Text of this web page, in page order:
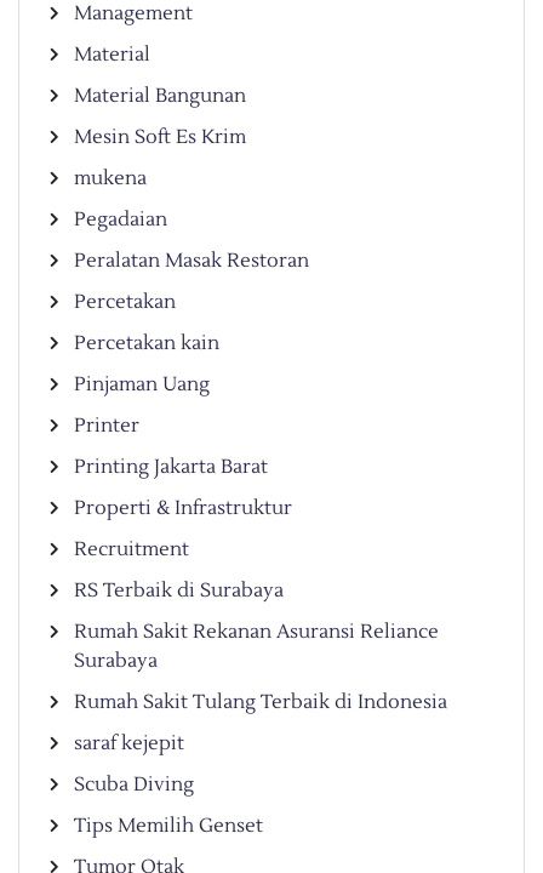
Management
Material
Material Bangunan
Mesin Soft Es Krim
mukena
Pegadaian
Peralatan Masak Restoran
Percetakan
Percetakan kain
Pinjaman Uang
Printer
Printing Jakarta Barat
Properti & Infrastruktur
Recruitment
RS Terbaik di Surabaya
Rumah Sakit Rekanan Asuransi Reliance
Surabaya
Rumah Sakit Tulang Terbaik di Indonesia
saraf kejepit
Scuba Diving
Tips Memilih Genset
Tumor Otak